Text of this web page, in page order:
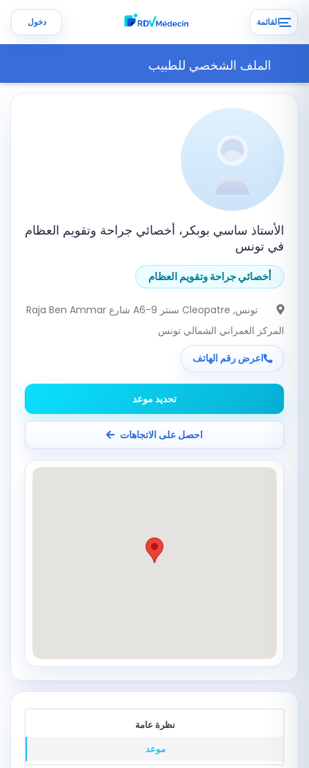
القائمة دخول
الملف الشخصي للطبيب
الأستاذ ساسي بوبكر، أخصائي جراحة وتقويم العظام
في تونس
أخصائي جراحة وتقويم العظام
تونس
, Cleopatre سنتر A6-9 شارع Raja Ben Ammar
المركز العمراني الشمالي تونس
اعرض رقم الهاتف
تحديد موعد
احصل على الاتجاهات
نظرة عامة
موعد